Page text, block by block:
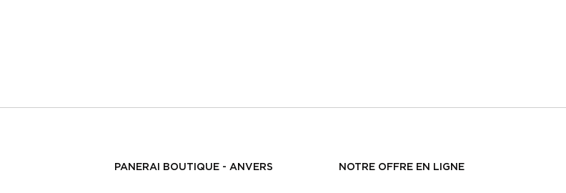
PANERAI BOUTIQUE - ANVERS NOTRE OFFRE EN LIGNE